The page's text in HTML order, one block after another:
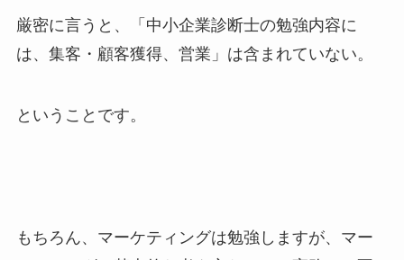
厳密に言うと、「中小企業診断士の勉強内容に
は、集客・顧客獲得、営業」は含まれていない。
ということです。
もちろん、マーケティングは勉強しますが、マー